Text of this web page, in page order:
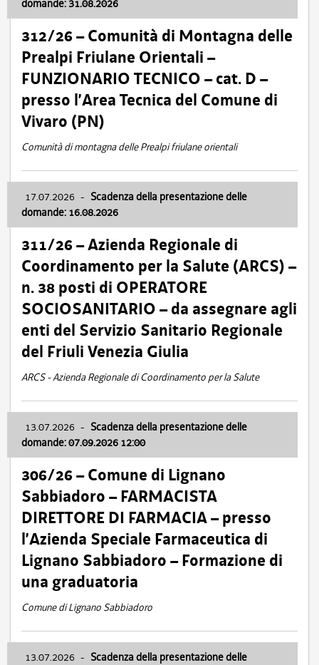
domande: 31.08.2026
312/26 – Comunità di Montagna delle
Prealpi Friulane Orientali –
FUNZIONARIO TECNICO – cat. D –
presso l’Area Tecnica del Comune di
Vivaro (PN)
Comunità di montagna delle Prealpi friulane orientali
17.07.2026 - Scadenza della presentazione delle
domande: 16.08.2026
311/26 – Azienda Regionale di
Coordinamento per la Salute (ARCS) –
n. 38 posti di OPERATORE
SOCIOSANITARIO – da assegnare agli
enti del Servizio Sanitario Regionale
del Friuli Venezia Giulia
ARCS - Azienda Regionale di Coordinamento per la Salute
13.07.2026 - Scadenza della presentazione delle
domande: 07.09.2026 12:00
306/26 – Comune di Lignano
Sabbiadoro – FARMACISTA
DIRETTORE DI FARMACIA – presso
l’Azienda Speciale Farmaceutica di
Lignano Sabbiadoro – Formazione di
una graduatoria
Comune di Lignano Sabbiadoro
13.07.2026 - Scadenza della presentazione delle